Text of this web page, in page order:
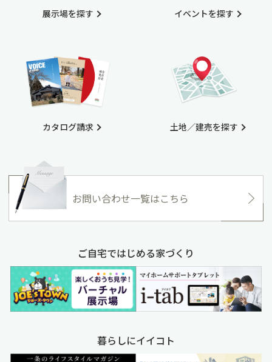
展示場を探す
カタログ請求
イベントを探す
土地／建売を探す
お問い合わせ一覧はこちら
ご自宅ではじめる家づくり
暮らしにイイコト